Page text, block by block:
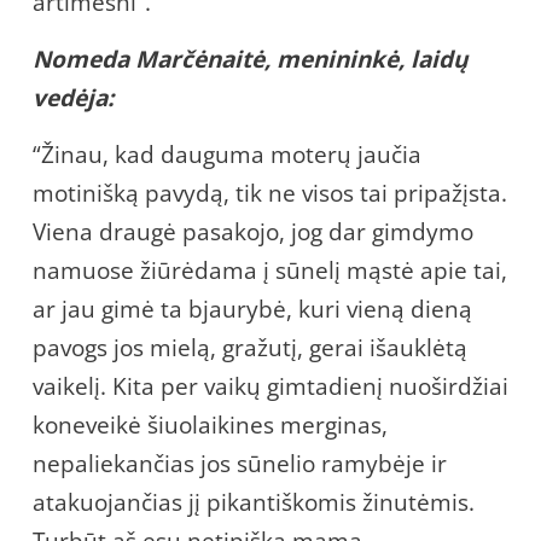
Nomeda Marčėnaitė, menininkė, laidų
vedėja:
“Žinau, kad dauguma moterų jaučia
motinišką pavydą, tik ne visos tai pripažįsta.
Viena draugė pasakojo, jog dar gimdymo
namuose žiūrėdama į sūnelį mąstė apie tai,
ar jau gimė ta bjaurybė, kuri vieną dieną
pavogs jos mielą, gražutį, gerai išauklėtą
vaikelį. Kita per vaikų gimtadienį nuoširdžiai
koneveikė šiuolaikines merginas,
nepaliekančias jos sūnelio ramybėje ir
atakuojančias jį pikantiškomis žinutėmis.